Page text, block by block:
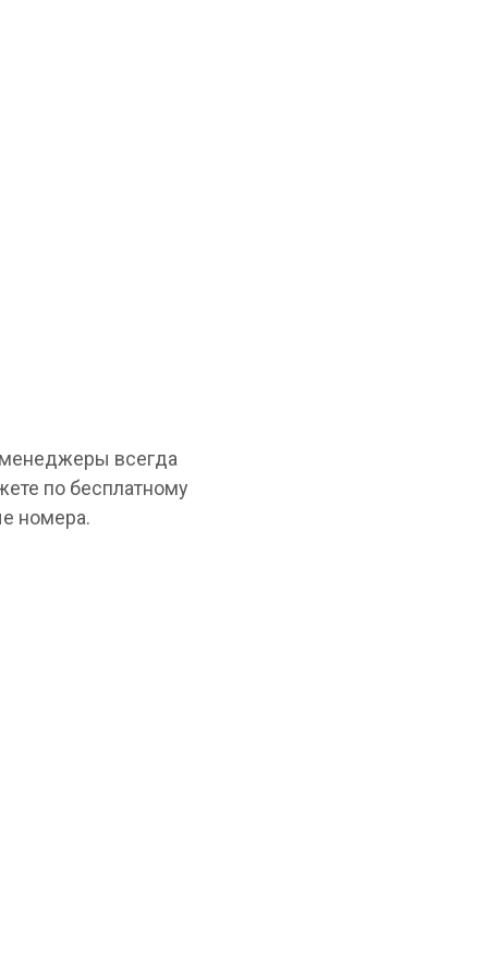
всегда
по бесплатному
номера.